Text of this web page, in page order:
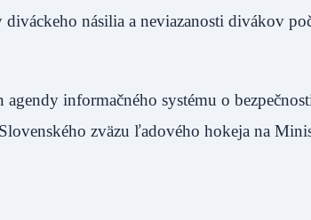
násilia a neviazanosti divákov
informačného systému o
zväzu ľadového hokeja na